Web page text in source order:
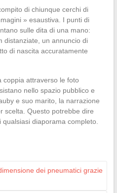
di chiunque cerchi di
» esaustiva. I punti di
sulle dita di una mano:
distanziate, un annuncio di
di nascita accuratamente
coppia attraverso le foto
nello spazio pubblico e
e suo marito, la narrazione
scelta. Questo potrebbe dire
diaporama completo.
dei pneumatici grazie